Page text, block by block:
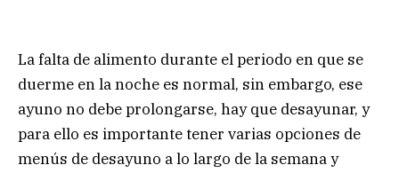
La falta de alimento durante el periodo en que se
duerme en la noche es normal, sin embargo, ese
ayuno no debe prolongarse, hay que desayunar, y
para ello es importante tener varias opciones de
menús de desayuno a lo largo de la semana y